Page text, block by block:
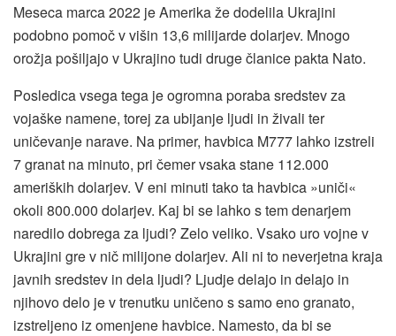
Meseca marca 2022 je Amerika že dodelila Ukrajini
podobno pomoč v višin 13,6 milijarde dolarjev. Mnogo
orožja pošiljajo v Ukrajino tudi druge članice pakta Nato.
Posledica vsega tega je ogromna poraba sredstev za
vojaške namene, torej za ubijanje ljudi in živali ter
uničevanje narave. Na primer, havbica M777 lahko izstreli
7 granat na minuto, pri čemer vsaka stane 112.000
ameriških dolarjev. V eni minuti tako ta havbica »uniči«
okoli 800.000 dolarjev. Kaj bi se lahko s tem denarjem
naredilo dobrega za ljudi? Zelo veliko. Vsako uro vojne v
Ukrajini gre v nič milijone dolarjev. Ali ni to neverjetna kraja
javnih sredstev in dela ljudi? Ljudje delajo in delajo in
njihovo delo je v trenutku uničeno s samo eno granato,
izstreljeno iz omenjene havbice. Namesto, da bi se